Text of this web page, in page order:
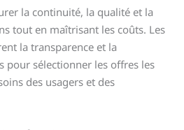
la continuité, la qualité et la
tout en maîtrisant les coûts. Les
la transparence et la
pour sélectionner les offres les
des usagers et des